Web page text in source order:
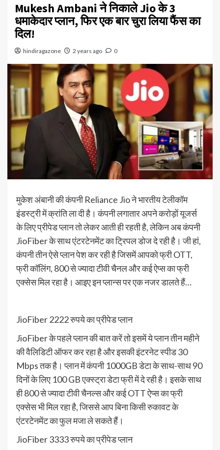
Mukesh Ambani ने निकाले Jio के 3
धमाकेदार प्लान, फिर एक बार चुरा लिया फैंस का
दिल!
hindiragazone 2 years ago 0
मुकेश अंबानी की कंपनी Reliance Jio ने भारतीय टेलीकॉम
इंडस्ट्री में क्रांति ला दी है। कंपनी लगातार अपने करोड़ों यूजर्स
के लिए प्रीपेड प्लान तो लेकर आती ही रहती है, लेकिन अब कंपनी
JioFiber के साथ एंटरटेनमेंट का ट्रिपल डोज दे रही है। जी हां,
कंपनी तीन ऐसे प्लान पेश कर रही है जिसमें आपको फ्री OTT,
फ्री कॉलिंग, 800 से ज्यादा टीवी चैनल और कई ऐप्स का फ्री
एक्सेस मिल रहा है। आइए इन प्लान्स पर एक नजर डालते हैं…
JioFiber 2222 रुपये का प्रीपेड प्लान
JioFiber के पहले प्लान की बात करें तो इसमें ये प्लान तीन महीने
की वैलिडिटी ऑफर कर रहा है और इसकी इंटरनेट स्पीड 30
Mbps तक है। प्लान में कंपनी 1000GB डेटा के साथ-साथ 90
दिनों के लिए 100 GB एक्स्ट्रा डेटा फ्री में दे रही है। इसके साथ
ही 800 से ज्यादा टीवी चैनल्स और कई OTT ऐप्स का फ्री
एक्सेस भी मिल रहा है, जिससे आप बिना किसी रुकावट के
एंटरटेनमेंट का फुल मजा ले सकते हैं।
JioFiber 3333 रुपये का प्रीपेड प्लान